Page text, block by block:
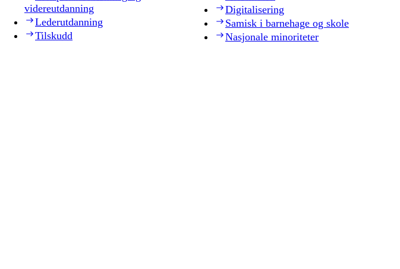
videreutdanning
Lederutdanning
Tilskudd
Digitalisering
Samisk i barnehage og skole
Nasjonale minoriteter